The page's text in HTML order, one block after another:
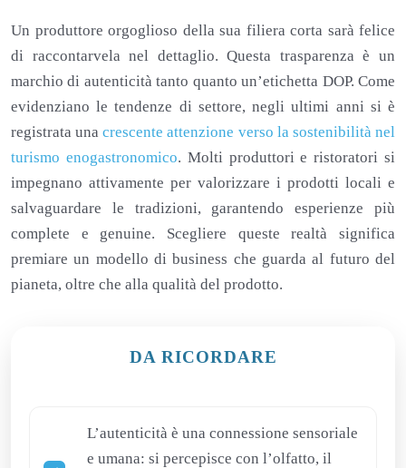
Un produttore orgoglioso della sua filiera corta sarà felice
di raccontarvela nel dettaglio. Questa trasparenza è un
marchio di autenticità tanto quanto un’etichetta DOP. Come
evidenziano le tendenze di settore, negli ultimi anni si è
registrata unacrescente attenzione verso la sostenibilità nel
turismo enogastronomico. Molti produttori e ristoratori si
impegnano attivamente per valorizzare i prodotti locali e
salvaguardare le tradizioni, garantendo esperienze più
complete e genuine. Scegliere queste realtà significa
premiare un modello di business che guarda al futuro del
pianeta, oltre che alla qualità del prodotto.
DA RICORDARE
L’autenticità è una connessione sensoriale
e umana: si percepisce con l’olfatto, il